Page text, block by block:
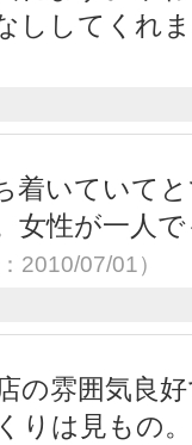
ししてくれ
着いていて
女性が一人
2010/07/01）
の雰囲気良
りは見もの